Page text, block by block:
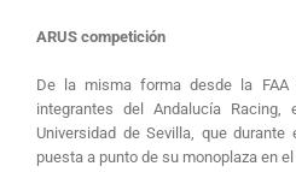
ARUS competición
De la misma forma desde la
integrantes del Andalucía
Universidad de Sevilla, que
puesta a punto de su monoplaza en